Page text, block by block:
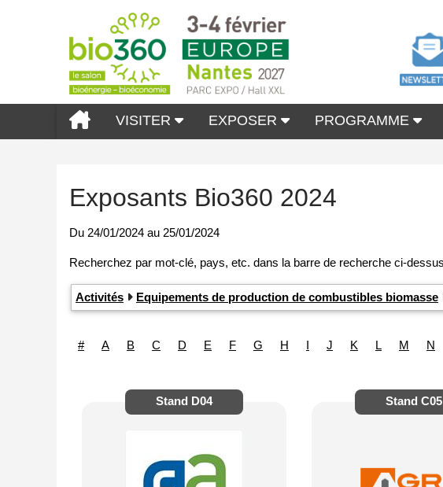
VISITER EXPOSER PROGRAMME
Exposants Bio360 2024
Du 24/01/2024 au 25/01/2024
Activités Equipements de production de combustibles biomasse
# A B C D E F G H I J K L M N
Stand D04 Stand C05